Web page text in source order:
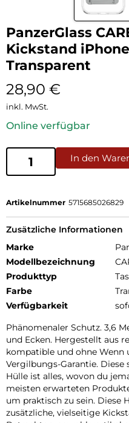
PanzerGlass
Kickstand
Transparent
28,90 €
inkl. MwSt.
Online verfügbar
In den
Artikelnummer 5715685026829
Zusätzliche Informationen
Marke
Modellbezeichnung
Produkttyp
Farbe
Verfügbarkeit
Phänomenaler Schutz. 3,6
und Ecken. Hergestellt aus
kompatible und ohne Wenn
Vergilbungs-Garantie.
Hülle ist alles, wovon du
meisten erwarteten
um praktisch zu sein. Diese
zusätzliche, vielseitige